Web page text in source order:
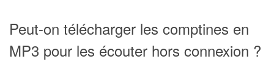
Peut-on télécharger les comptines en
MP3 pour les écouter hors connexion ?